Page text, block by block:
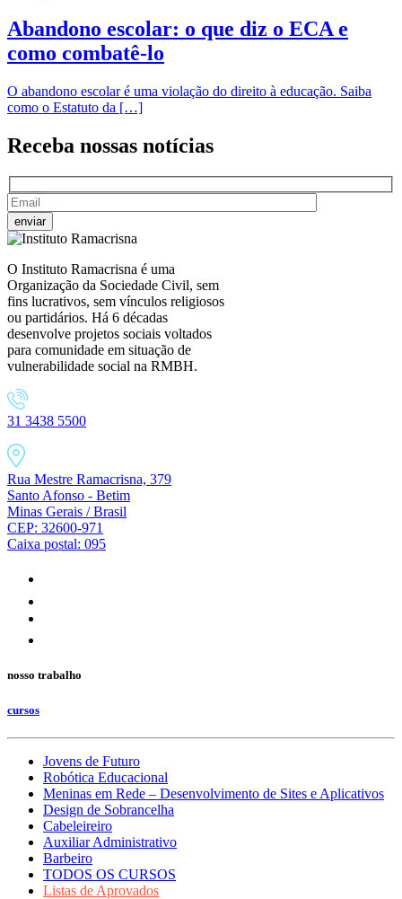
Abandono escolar: o que diz o ECA e
como combatê-lo
O abandono escolar é uma violação do direito à educação. Saiba
como o Estatuto da […]
Receba nossas notícias
O Instituto Ramacrisna é uma
Organização da Sociedade Civil, sem
fins lucrativos, sem vínculos religiosos
ou partidários. Há 6 décadas
desenvolve projetos sociais voltados
para comunidade em situação de
vulnerabilidade social na RMBH.
31 3438 5500
Rua Mestre Ramacrisna, 379
Santo Afonso - Betim
Minas Gerais / Brasil
CEP: 32600-971
Caixa postal: 095
nosso trabalho
cursos
Jovens de Futuro
Robótica Educacional
Meninas em Rede – Desenvolvimento de Sites e Aplicativos
Design de Sobrancelha
Cabeleireiro
Auxiliar Administrativo
Barbeiro
TODOS OS CURSOS
Listas de Aprovados